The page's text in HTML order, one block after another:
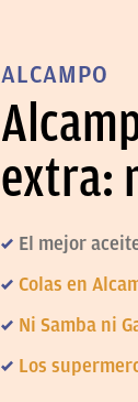
ALCAMPO
extra:
El mejor
Colas en
Ni Samba ni
Los